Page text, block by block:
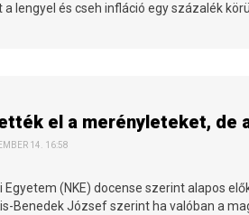
lengyel és cseh infláció egy százalék
el a merényleteket, de
14. 16:58
(NKE) docense szerint alapos
Benedek József szerint ha valóban a